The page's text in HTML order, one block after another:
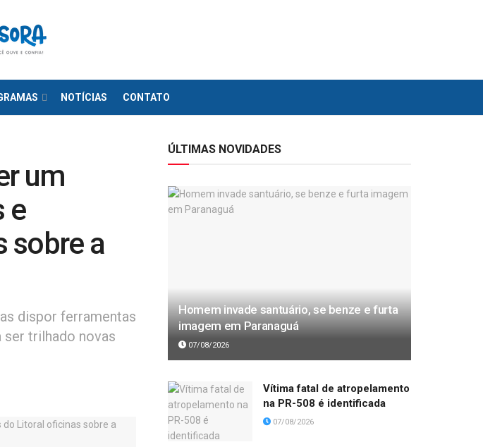
NOTÍCIAS CONTATO
um
e
sobre a
dispor ferramentas
trilhado novas
ÚLTIMAS NOVIDADES
Homem invade santuário, se benze e furta
imagem em Paranaguá
07/08/2026
Vítima fatal de atropelamento
na PR-508 é identificada
07/08/2026